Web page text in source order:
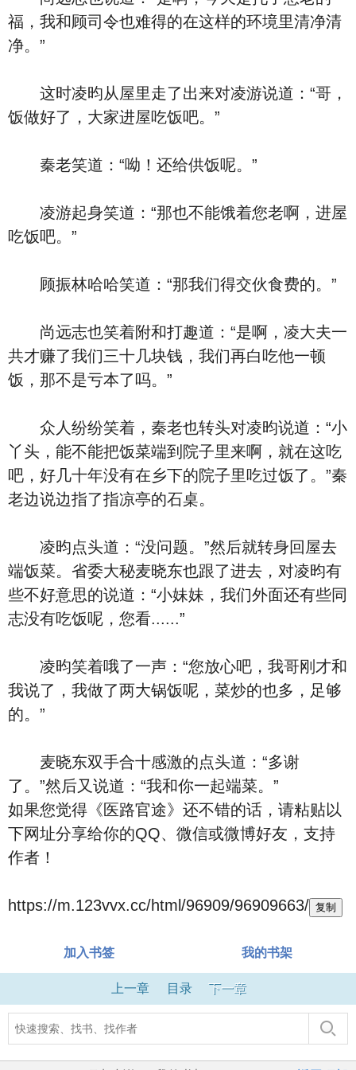
福，我和顾司令也难得的在这样的环境里清净清
净。”
这时凌昀从屋里走了出来对凌游说道：“哥，
饭做好了，大家进屋吃饭吧。”
秦老笑道：“呦！还给供饭呢。”
凌游起身笑道：“那也不能饿着您老啊，进屋
吃饭吧。”
顾振林哈哈笑道：“那我们得交伙食费的。”
尚远志也笑着附和打趣道：“是啊，凌大夫一
共才赚了我们三十几块钱，我们再白吃他一顿
饭，那不是亏本了吗。”
众人纷纷笑着，秦老也转头对凌昀说道：“小
丫头，能不能把饭菜端到院子里来啊，就在这吃
吧，好几十年没有在乡下的院子里吃过饭了。”秦
老边说边指了指凉亭的石桌。
凌昀点头道：“没问题。”然后就转身回屋去
端饭菜。省委大秘麦晓东也跟了进去，对凌昀有
些不好意思的说道：“小妹妹，我们外面还有些同
志没有吃饭呢，您看......”
凌昀笑着哦了一声：“您放心吧，我哥刚才和
我说了，我做了两大锅饭呢，菜炒的也多，足够
的。”
麦晓东双手合十感激的点头道：“多谢
了。”然后又说道：“我和你一起端菜。”
如果您觉得《医路官途》还不错的话，请粘贴以
下网址分享给你的QQ、微信或微博好友，支持
作者！
https://m.123vvx.cc/html/96909/96909663/ 复制
加入书签 我的书架
上一章 目录 下一章